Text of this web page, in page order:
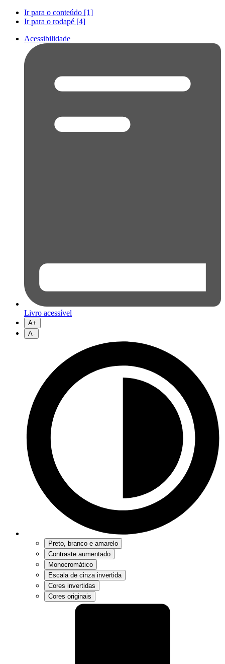
Ir para o conteúdo [1]
Ir para o rodapé [4]
Acessibilidade
Livro acessível
A+
A-
Preto, branco e amarelo
Contraste aumentado
Monocromático
Escala de cinza invertida
Cores invertidas
Cores originais